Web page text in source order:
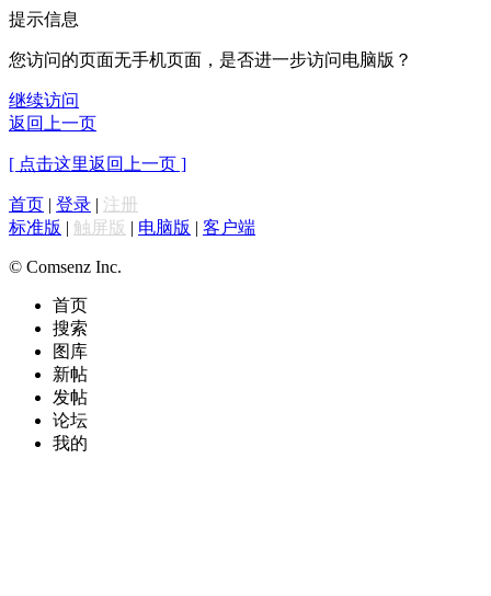
提示信息
您访问的页面无手机页面，是否进一步访问电脑版？
继续访问
返回上一页
[ 点击这里返回上一页 ]
首页 | 登录 | 注册
标准版 | 触屏版 | 电脑版 | 客户端
© Comsenz Inc.
首页
搜索
图库
新帖
发帖
论坛
我的